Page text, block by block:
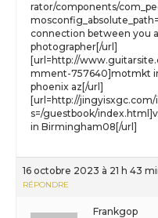
rator/components/
connection between you
photographer[/url]
[url=http://
mment-757640]motmkt
phoenix az[/url]
[url=http://jingyisxgc.com/
s=/guestbook/
in Birmingham08[/url]
16 octobre 2023 à 21 h 43
RÉPONDRE
Frankgop